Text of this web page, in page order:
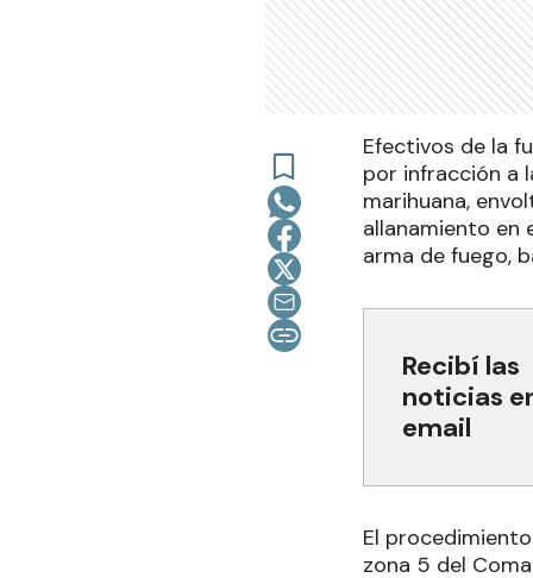
Efectivos de la
por infracción a
marihuana,
allanamiento en
arma de fuego,
Recibí las
noticias
email
El
zona 5 del